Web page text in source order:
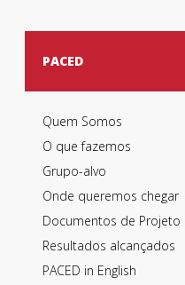
PACED
Quem Somos
O que fazemos
Grupo-alvo
Onde queremos chegar
Documentos de Projeto
Resultados alcançados
PACED in English